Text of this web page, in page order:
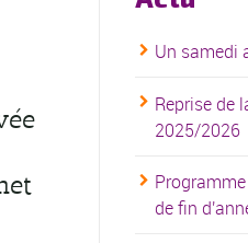
Un samedi
Reprise de
2025/2026
de fin